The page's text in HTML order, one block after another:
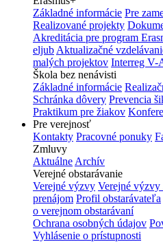
Základné informácie Pre
Realizované projekty
Akreditácia pre program
eljub Aktualizačné
malých projektov Interreg V-
Škola bez nenávisti
Základné informácie
Schránka dôvery Prevencia
Praktikum pre žiakov
Pre verejnosť
Kontakty Pracovné ponuky
Zmluvy
Aktuálne Archív
Verejné obstarávanie
Verejné výzvy Verejné výzvy
prenájom Profil obstarávateľa
o verejnom obstarávaní
Ochrana osobných údajov
Vyhlásenie o prístupnosti